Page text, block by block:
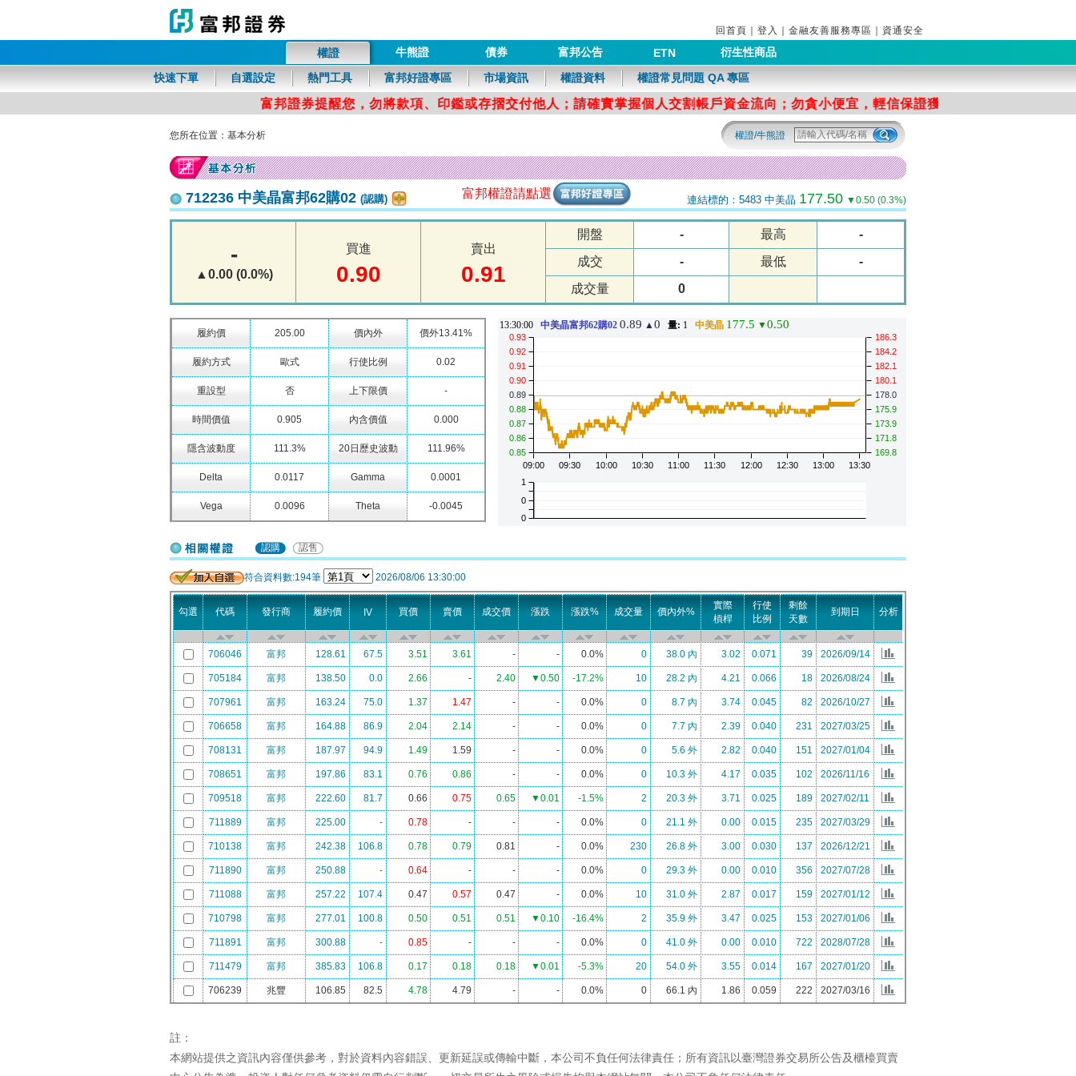
富邦證券
權證
快速下單
自選設定 熱門工具 富邦好證專區 市場資訊 權證資料 權證常見問題 QA 專區
牛熊證 債券 富邦公告 ETN 衍生性商品
回首頁 登入 金融友善服務專區 資通安全
您所在位置：基本分析 權證/牛熊證
712236 中美晶富邦62購02 (認購) 富邦權證請點選 連結標的：5483 中美晶 177.50 ▼0.50 (0.3%)
-
▲0.00 (0.0%)
買進
0.90
賣出
0.91
開盤 - 最高
-
成交
- 最低
-
成交量
0
履約價 205.00 價內外 價外13.41%
履約方式 歐式 行使比例 0.02
重設型 否 上下限價 -
時間價值 0.905 內含價值 0.000
隱含波動度 111.3% 20日歷史波動 111.96%
Delta 0.0117 Gamma 0.0001
Vega 0.0096 Theta -0.0045
認購 認售
註：
本網站提供之資訊內容僅供參考，對於資料內容錯誤、更新延誤或傳輸中斷，本公司不負任何法律責任；所有資訊以臺灣證券交易所公告及櫃檯買賣